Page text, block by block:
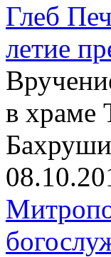
Глеб
летие
в храме